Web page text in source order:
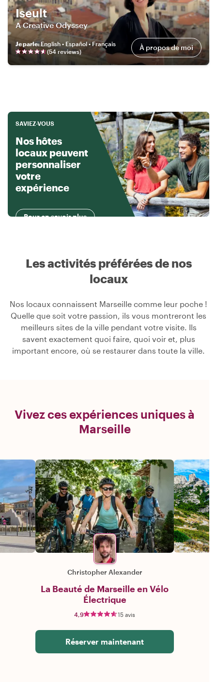
Iseult
A Creative Odyssey
Je parle: English • Español • Français
(54 reviews) À propos de moi
SAVIEZ-VOUS
Nos hôtes
locaux peuvent
personnaliser
votre
expérience
Pour en savoir plus
Les activités préférées de nos
locaux
Nos locaux connaissent Marseille comme leur poche !
Quelle que soit votre passion, ils vous montreront les
meilleurs sites de la ville pendant votre visite. Ils
savent exactement quoi faire, quoi voir et, plus
important encore, où se restaurer dans toute la ville.
Vivez ces expériences uniques à
Marseille
Christopher Alexander
La Beauté de Marseille en Vélo
Électrique
4,9 15 avis
Réserver maintenant